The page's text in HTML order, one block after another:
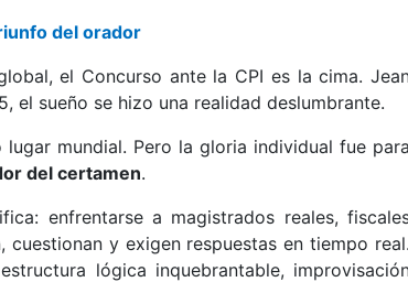
del orador
el Concurso ante la CPI es la cima.
el sueño se hizo una realidad deslumbrante.
mundial. Pero la gloria individual fue para
del certamen.
enfrentarse a magistrados reales,
y exigen respuestas en tiempo real.
lógica inquebrantable,